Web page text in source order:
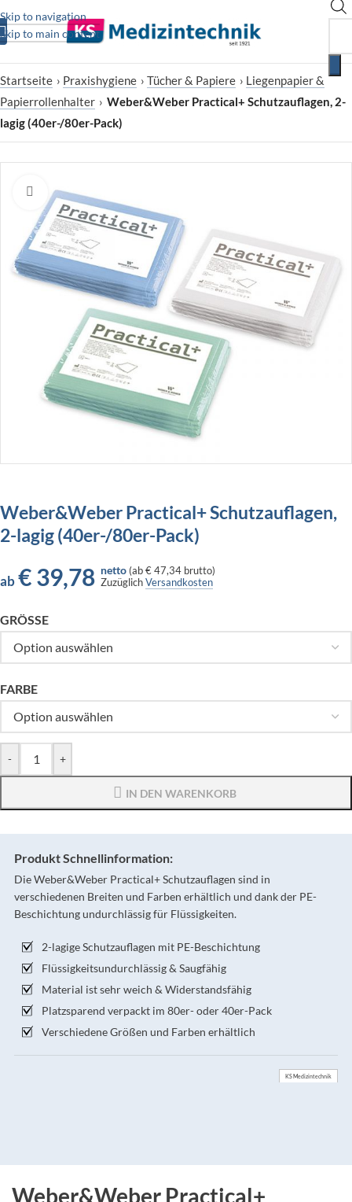
Skip to navigation
Skip to main content
Startseite › Praxishygiene › Tücher & Papiere › Liegenpapier &
Papierrollenhalter › Weber&Weber Practical+ Schutzauflagen, 2-
lagig (40er-/80er-Pack)
Zum Vergrößern klicken
Weber&Weber Practical+ Schutzauflagen,
2-lagig (40er-/80er-Pack)
ab €39,78 netto (ab€ 47,34 brutto)
ZuzüglichVersandkosten
GRÖSSE
FARBE
- +
IN DEN WARENKORB
Produkt Schnellinformation:
Die Weber&Weber Practical+ Schutzauflagen sind in
verschiedenen Breiten und Farben erhältlich und dank der PE-
Beschichtung undurchlässig für Flüssigkeiten.
2-lagige Schutzauflagen mit PE-Beschichtung
Flüssigkeitsundurchlässig & Saugfähig
Material ist sehr weich & Widerstandsfähig
Platzsparend verpackt im 80er- oder 40er-Pack
Verschiedene Größen und Farben erhältlich
KS Medizintechnik
Weber&Weber Practical+